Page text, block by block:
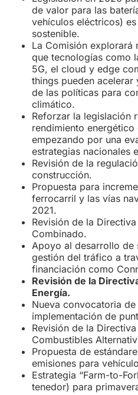
de valor para las
vehículos eléctricos)
sostenible.
La Comisión explorará
que tecnologías como
5G, el cloud y edge
things pueden
de las políticas para
climático.
Reforzar la legislación
rendimiento
empezando por una
estrategias nacionales
Revisión de la
construcción.
Propuesta para
ferrocarril y las vías
2021.
Revisión de la
Combinado.
Apoyo al desarrollo de
gestión del tráfico a
financiación como
Revisión de la
Energía.
Nueva convocatoria
implementación de
Revisión de la
Combustibles
Propuesta de
emisiones para
Estrategia “Farm-to-
tenedor) para